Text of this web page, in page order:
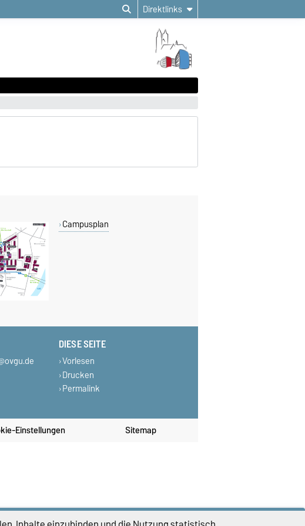
Direktlinks
Campusplan
DIESE SEITE
Vorlesen
Drucken
Permalink
Einstellungen Sitemap